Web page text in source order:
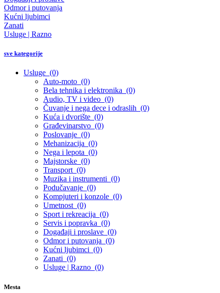
Odmor i putovanja
Kućni ljubimci
Zanati
Usluge | Razno
sve kategorije
Usluge (0)
Auto-moto (0)
Bela tehnika i elektronika (0)
Audio, TV i video (0)
Čuvanje i nega dece i odraslih (0)
Kuća i dvorište (0)
Građevinarstvo (0)
Poslovanje (0)
Mehanizacija (0)
Nega i lepota (0)
Majstorske (0)
Transport (0)
Muzika i instrumenti (0)
Podučavanje (0)
Kompjuteri i konzole (0)
Umetnost (0)
Sport i rekreacija (0)
Servis i popravka (0)
Događaji i proslave (0)
Odmor i putovanja (0)
Kućni ljubimci (0)
Zanati (0)
Usluge | Razno (0)
Mesta